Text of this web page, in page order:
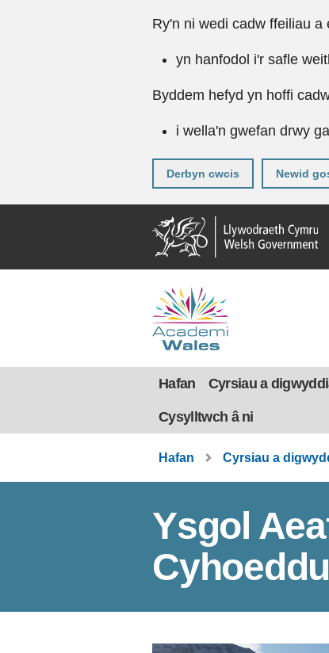
Ry'n ni wedi cadw ffeiliau
yn hanfodol i'r safle
Byddem hefyd yn hoffi
i wella'n gwefan drwy
Derbyn cwcis Newid
Hafan Cyrsiau a
Cysylltwch â ni
Hafan Cyrsiau a
Ysgol